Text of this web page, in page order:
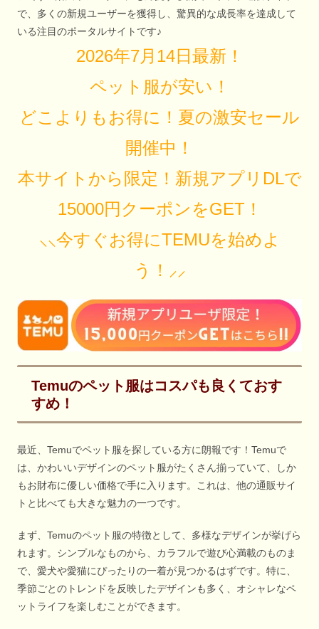
で、多くの新規ユーザーを獲得し、驚異的な成長率を達成して
いる注目のポータルサイトです♪
2026年7月14日最新！
ペット服が安い！
どこよりもお得に！夏の激安セール
開催中！
本サイトから限定！新規アプリDLで
15000円クーポンをGET！
⸜⸜今すぐお得にTEMUを始めよ
う！⸝⸝
Temuのペット服はコスパも良くておす
すめ！
最近、Temuでペット服を探している方に朗報です！Temuで
は、かわいいデザインのペット服がたくさん揃っていて、しか
もお財布に優しい価格で手に入ります。これは、他の通販サイ
トと比べても大きな魅力の一つです。
まず、Temuのペット服の特徴として、多様なデザインが挙げら
れます。シンプルなものから、カラフルで遊び心満載のものま
で、愛犬や愛猫にぴったりの一着が見つかるはずです。特に、
季節ごとのトレンドを反映したデザインも多く、オシャレなペ
ットライフを楽しむことができます。